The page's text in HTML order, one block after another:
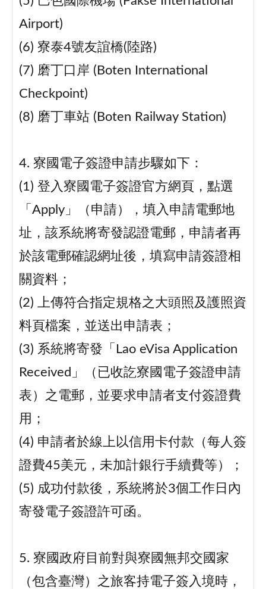
Airport)
(6) 寮泰4號友誼橋(陸路)
(7) 磨丁口岸 (Boten International
Checkpoint)
(8) 磨丁車站 (Boten Railway Station)
4. 寮國電子簽證申請步驟如下：
(1) 登入寮國電子簽證官方網頁，點選
「Apply」（申請），填入申請電郵地
址，該系統將寄發認證電郵，申請者再
於該電郵確認網址後，填寫申請簽證相
關資料；
(2) 上傳符合指定規格之大頭照及護照資
料頁檔案，並送出申請表；
(3) 系統將寄發「Lao eVisa Application
Received」（已收訖寮國電子簽證申請
表）之電郵，並要求申請者支付簽證費
用；
(4) 申請者於線上以信用卡付款（每人簽
證費45美元，未加計銀行手續費等）；
(5) 成功付款後，系統將於3個工作日內
寄發電子簽證許可函。
5. 寮國政府目前對與寮國無邦交國家
（包含臺灣）之旅客持電子簽入境時，